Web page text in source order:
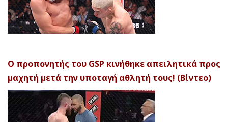
Ο προπονητής του GSP κινήθηκε απειλητικά προς
μαχητή μετά την υποταγή αθλητή τους! (Βίντεο)